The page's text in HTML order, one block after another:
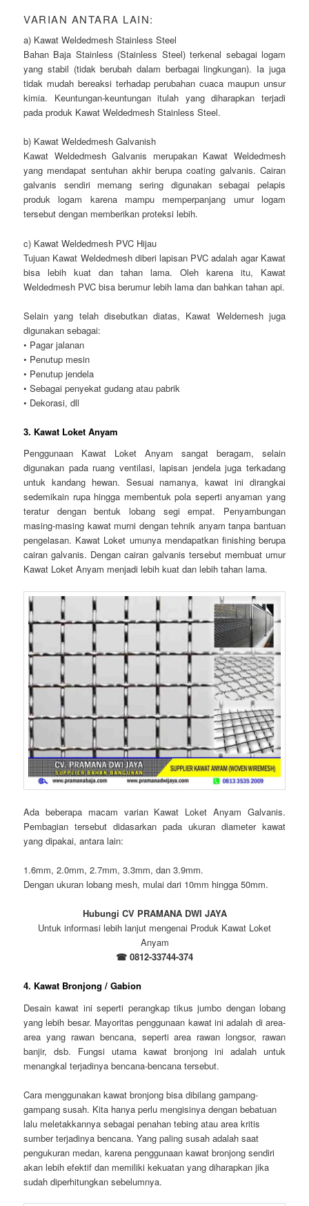
VARIAN ANTARA LAIN:
a) Kawat Weldedmesh Stainless Steel
Bahan Baja Stainless (Stainless Steel) terkenal sebagai logam
yang stabil (tidak berubah dalam berbagai lingkungan). Ia juga
tidak mudah bereaksi terhadap perubahan cuaca maupun unsur
kimia. Keuntungan-keuntungan itulah yang diharapkan terjadi
pada produk Kawat Weldedmesh Stainless Steel.
b) Kawat Weldedmesh Galvanish
Kawat Weldedmesh Galvanis merupakan Kawat Weldedmesh
yang mendapat sentuhan akhir berupa coating galvanis. Cairan
galvanis sendiri memang sering digunakan sebagai pelapis
produk logam karena mampu memperpanjang umur logam
tersebut dengan memberikan proteksi lebih.
c) Kawat Weldedmesh PVC Hijau
Tujuan Kawat Weldedmesh diberi lapisan PVC adalah agar Kawat
bisa lebih kuat dan tahan lama. Oleh karena itu, Kawat
Weldedmesh PVC bisa berumur lebih lama dan bahkan tahan api.
Selain yang telah disebutkan diatas, Kawat Weldemesh juga
digunakan sebagai:
• Pagar jalanan
• Penutup mesin
• Penutup jendela
• Sebagai penyekat gudang atau pabrik
• Dekorasi, dll
3. Kawat Loket Anyam
Penggunaan Kawat Loket Anyam sangat beragam, selain
digunakan pada ruang ventilasi, lapisan jendela juga terkadang
untuk kandang hewan. Sesuai namanya, kawat ini dirangkai
sedemikain rupa hingga membentuk pola seperti anyaman yang
teratur dengan bentuk lobang segi empat. Penyambungan
masing-masing kawat murni dengan tehnik anyam tanpa bantuan
pengelasan. Kawat Loket umunya mendapatkan finishing berupa
cairan galvanis. Dengan cairan galvanis tersebut membuat umur
Kawat Loket Anyam menjadi lebih kuat dan lebih tahan lama.
Ada beberapa macam varian Kawat Loket Anyam Galvanis.
Pembagian tersebut didasarkan pada ukuran diameter kawat
yang dipakai, antara lain:
1.6mm, 2.0mm, 2.7mm, 3.3mm, dan 3.9mm.
Dengan ukuran lobang mesh, mulai dari 10mm hingga 50mm.
Hubungi CV PRAMANA DWI JAYA
Untuk informasi lebih lanjut mengenai Produk Kawat Loket
Anyam
☎ 0812-33744-374
4. Kawat Bronjong / Gabion
Desain kawat ini seperti perangkap tikus jumbo dengan lobang
yang lebih besar. Mayoritas penggunaan kawat ini adalah di area-
area yang rawan bencana, seperti area rawan longsor, rawan
banjir, dsb. Fungsi utama kawat bronjong ini adalah untuk
menangkal terjadinya bencana-bencana tersebut.
Cara menggunakan kawat bronjong bisa dibilang gampang-
gampang susah. Kita hanya perlu mengisinya dengan bebatuan
lalu meletakkannya sebagai penahan tebing atau area kritis
sumber terjadinya bencana. Yang paling susah adalah saat
pengukuran medan, karena penggunaan kawat bronjong sendiri
akan lebih efektif dan memiliki kekuatan yang diharapkan jika
sudah diperhitungkan sebelumnya.